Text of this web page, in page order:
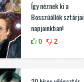
Így néznek ki a
Bosszúállók sztárjai
napjainkban!
0 2